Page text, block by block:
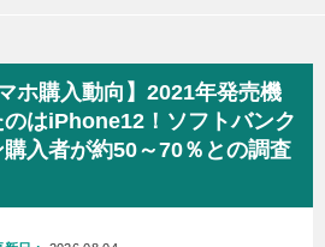
ホ購入動向】2021年発売機
はiPhone12！ソフトバンク
入者が約50～70％との調査